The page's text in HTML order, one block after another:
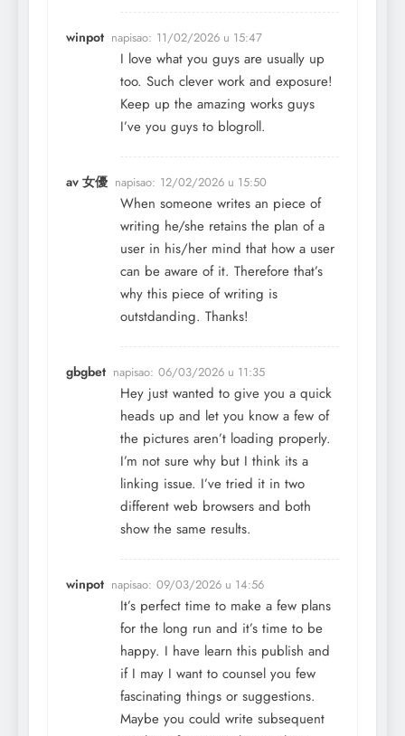
winpot napisao: 11/02/2026 u 15:47
I love what you guys are usually up
too. Such clever work and exposure!
Keep up the amazing works guys
I’ve you guys to blogroll.
av 女優 napisao: 12/02/2026 u 15:50
When someone writes an piece of
writing he/she retains the plan of a
user in his/her mind that how a user
can be aware of it. Therefore that’s
why this piece of writing is
outstdanding. Thanks!
gbgbet napisao: 06/03/2026 u 11:35
Hey just wanted to give you a quick
heads up and let you know a few of
the pictures aren’t loading properly.
I’m not sure why but I think its a
linking issue. I’ve tried it in two
different web browsers and both
show the same results.
winpot napisao: 09/03/2026 u 14:56
It’s perfect time to make a few plans
for the long run and it’s time to be
happy. I have learn this publish and
if I may I want to counsel you few
fascinating things or suggestions.
Maybe you could write subsequent